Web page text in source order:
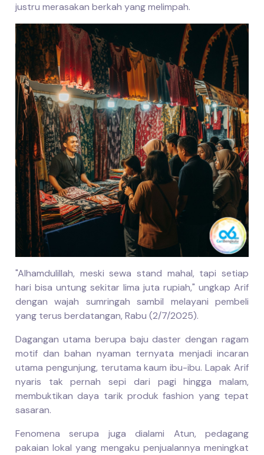
justru merasakan berkah yang melimpah.
"Alhamdulillah, meski sewa stand mahal, tapi setiap
hari bisa untung sekitar lima juta rupiah," ungkap Arif
dengan wajah sumringah sambil melayani pembeli
yang terus berdatangan, Rabu (2/7/2025).
Dagangan utama berupa baju daster dengan ragam
motif dan bahan nyaman ternyata menjadi incaran
utama pengunjung, terutama kaum ibu-ibu. Lapak Arif
nyaris tak pernah sepi dari pagi hingga malam,
membuktikan daya tarik produk fashion yang tepat
sasaran.
Fenomena serupa juga dialami Atun, pedagang
pakaian lokal yang mengaku penjualannya meningkat